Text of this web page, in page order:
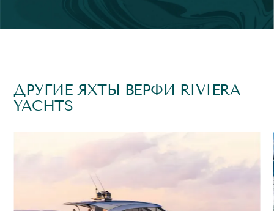
ДРУГИЕ ЯХТЫ ВЕРФИ RIVIERA
YACHTS